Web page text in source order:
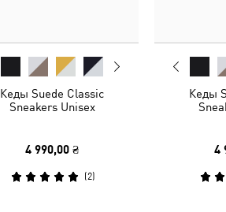
Кеды Suede Classic
Sneakers Unisex
4 990,00 ₴
(2)
Кеды
4